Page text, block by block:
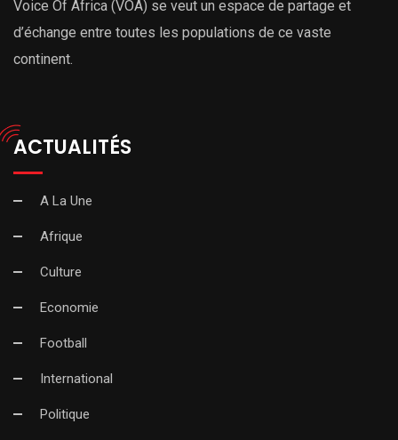
Voice Of Africa (VOA) se veut un espace de partage et
d’échange entre toutes les populations de ce vaste
continent.
ACTUALITÉS
A La Une
Afrique
Culture
Economie
Football
International
Politique